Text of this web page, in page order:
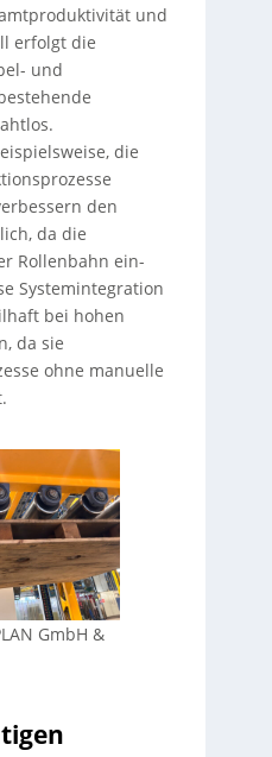
und
erfolgt die
und
die
den
da die
Rollenbahn ein-
Systemintegration
bei hohen
da sie
ohne manuelle
GmbH &